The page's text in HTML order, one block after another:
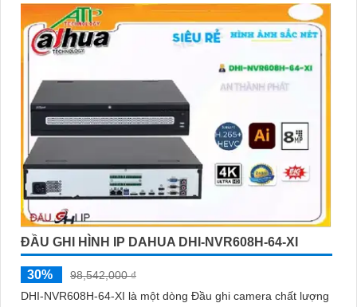
ĐẦU GHI HÌNH IP DAHUA DHI-NVR608H-64-XI
30%
98,542,000 ₫
DHI-NVR608H-64-XI là một dòng Đầu ghi camera chất lượng